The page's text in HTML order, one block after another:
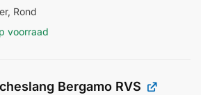
Rond
voorraad
Bergamo RVS